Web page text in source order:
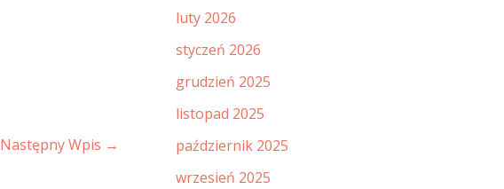
Następny Wpis →
luty 2026
styczeń 2026
grudzień 2025
listopad 2025
październik 2025
wrzesień 2025